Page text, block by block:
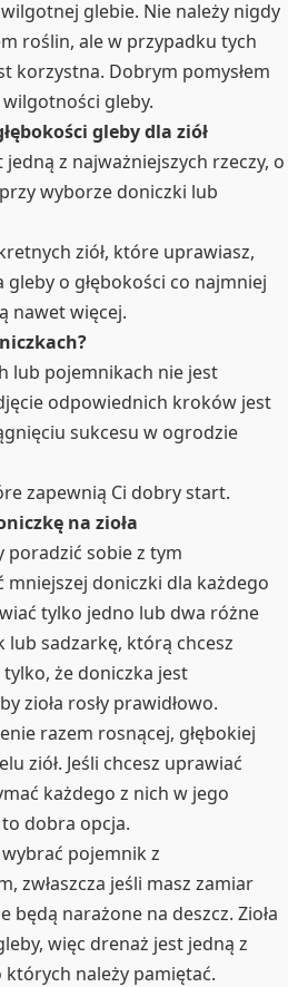
glebie. Nie należy nigdy
roślin, ale w przypadku tych
korzystna. Dobrym pomysłem
gleby.
gleby dla ziół
jedną z najważniejszych rzeczy, o
wyborze doniczki lub
ziół, które uprawiasz,
o głębokości co najmniej
nawet więcej.
lub pojemnikach nie jest
odpowiednich kroków jest
sukcesu w ogrodzie
zapewnią Ci dobry start.
na zioła
poradzić sobie z tym
mniejszej doniczki dla każdego
tylko jedno lub dwa różne
lub sadzarkę, którą chcesz
że doniczka jest
zioła rosły prawidłowo.
razem rosnącej, głębokiej
ziół. Jeśli chcesz uprawiać
każdego z nich w jego
dobra opcja.
pojemnik z
zwłaszcza jeśli masz zamiar
będą narażone na deszcz. Zioła
więc drenaż jest jedną z
których należy pamiętać.